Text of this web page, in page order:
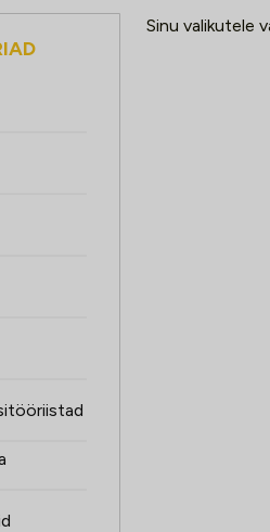
Sinu valikutele